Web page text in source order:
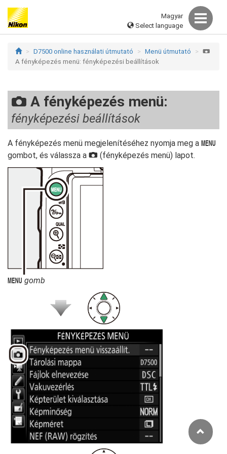
Magyar
Select language
D7500 online használati útmutató Menü útmutató C
A fényképezés menü: fényképezési beállítások
C A fényképezés menü:
fényképezési beállítások
A fényképezés menü megjelenítéséhez nyomja meg a G
gombot, és válassza a C (fényképezés menü) lapot.
G gomb